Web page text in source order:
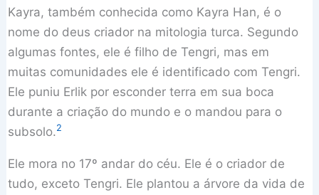
Kayra, também conhecida como Kayra Han, é o
nome do deus criador na mitologia turca. Segundo
algumas fontes, ele é filho de Tengri, mas em
muitas comunidades ele é identificado com Tengri.
Ele puniu Erlik por esconder terra em sua boca
durante a criação do mundo e o mandou para o
subsolo.2
Ele mora no 17º andar do céu. Ele é o criador de
tudo, exceto Tengri. Ele plantou a árvore da vida de